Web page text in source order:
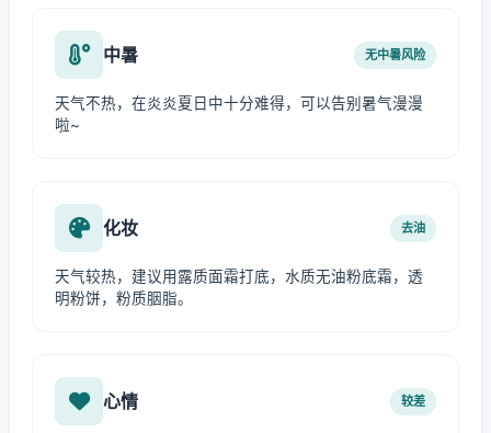
中暑 无中暑风险
天气不热，在炎炎夏日中十分难得，可以告别暑气漫漫
啦~
化妆 去油
天气较热，建议用露质面霜打底，水质无油粉底霜，透
明粉饼，粉质胭脂。
心情 较差